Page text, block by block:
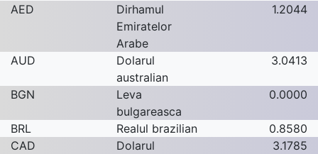
AED
Dirhamul
Emiratelor
Arabe
1.2044
AUD
Dolarul
australian
3.0413
BGN
Leva
bulgareasca
0.0000
BRL Realul brazilian
0.8580
CAD
Dolarul
3.1785